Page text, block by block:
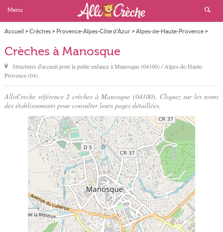
Menu
Accueil > Crèches> Provence-Alpes-Côte d'Azur> Alpes-de-Haute-Provence>
Manosque
Crèches à Manosque
Structures d'accueil pour la petite enfance àManosque(04100) / Alpes-de-Haute-
Provence (04)
AlloCreche référence 2 crèches à Manosque (04100). Cliquez sur les noms
des établissements pour consulter leurs pages détaillées.